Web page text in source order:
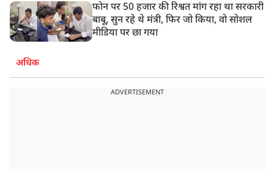
फोन पर 50 हजार की रिश्वत मांग रहा था सरकारी
बाबू, सुन रहे थे मंत्री, फिर जो किया, वो सोशल
मीडिया पर छा गया
अधिक
ADVERTISEMENT